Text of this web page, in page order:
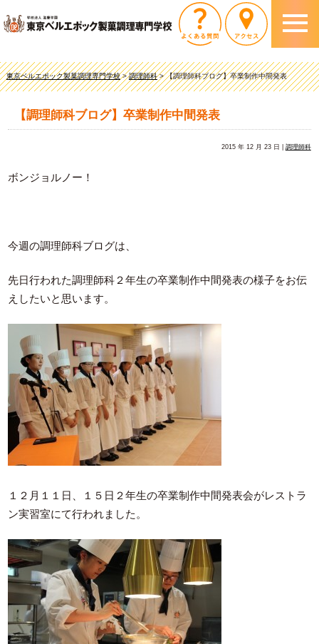
東京ベルエポック製菓調理専門学校>調理師科>【調理師科ブログ】卒業制作中間発表
【調理師科ブログ】卒業制作中間発表
2015 年 12 月 23 日 | 調理師科
ボンジョルノー！
今週の調理師科ブログは、
先日行われた調理師科２年生の卒業制作中間発表の様子をお伝
えしたいと思います。
１２月１１日、１５日２年生の卒業制作中間発表会がレストラ
ン実習室にて行われました。